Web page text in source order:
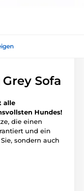
Sofa
alle
Hundes!
die einen
und ein
sondern auch